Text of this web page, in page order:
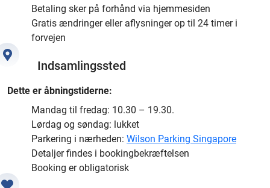
Betaling sker på forhånd via hjemmesiden
Gratis ændringer eller aflysninger op til 24 timer i
forvejen
Indsamlingssted
Dette er åbningstiderne:
Mandag til fredag: 10.30 – 19.30.
Lørdag og søndag: lukket
Parkering i nærheden: Wilson Parking Singapore
Detaljer findes i bookingbekræftelsen
Booking er obligatorisk